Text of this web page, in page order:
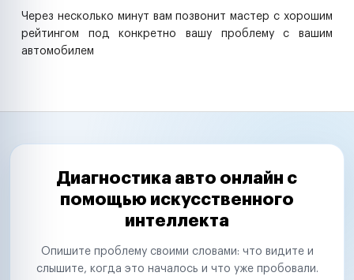
Через несколько минут вам позвонит мастер с хорошим
рейтингом под конкретно вашу проблему с вашим
автомобилем
Диагностика авто онлайн с
помощью искусственного
интеллекта
Опишите проблему своими словами: что видите и
слышите, когда это началось и что уже пробовали.